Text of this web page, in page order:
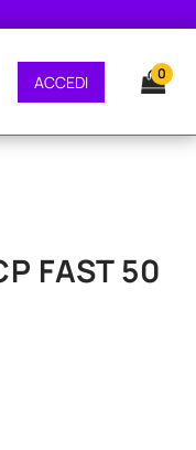
GRATUITA -
ACCEDI 0
FAST 50